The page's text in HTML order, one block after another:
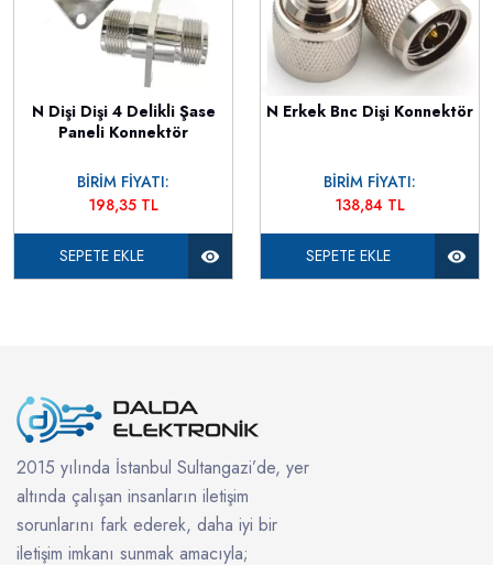
N Dişi Dişi 4 Delikli Şase
Paneli Konnektör
BİRİM FİYATI:
198,35 TL
SEPETE EKLE
N Erkek Bnc Dişi Konnektör
BİRİM FİYATI:
138,84 TL
SEPETE EKLE
2015 yılında İstanbul Sultangazi’de, yer
altında çalışan insanların iletişim
sorunlarını fark ederek, daha iyi bir
iletişim imkanı sunmak amacıyla;